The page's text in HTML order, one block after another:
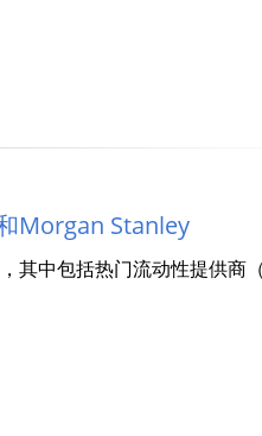
Morgan Stanley
中包括热门流动性提供商（